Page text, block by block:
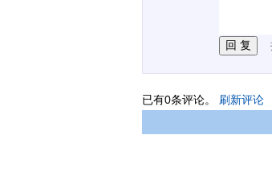
已有0条评论。 刷新评论